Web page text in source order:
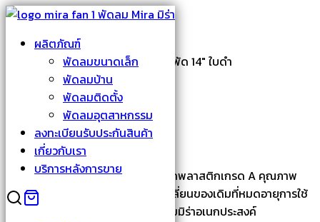
Skip
contentผลิตภัณฑ์
พัดลมขนาดเล็ก
พัดลมบ้าน
พัดลมติดตั้ง
พัดลมอุตสาหกรรม
ลงทะเบียนรับประกันสินค้า
เกี่ยวกับเรา
บริการหลังการขาย
› ยังไม่ถูกจัดหมวดหมู่ ใบพัด 14″ ใบดำ
ใบพัด 14″ ใบดำ
ใบพัดลม MIRA ขนาด 14 นิ้ว ผลิตจากพลาสติกเกรด A คุณภาพ
มาตรฐาน ใช้สำหรับเป็นอะไหล่เพื่อเปลี่ยนของเดิมที่หมดอายุการใช้
งาน หรือชำรุดแตกหัก ใช้ได้กับพัดลมมิร่าอเนกประสงค์